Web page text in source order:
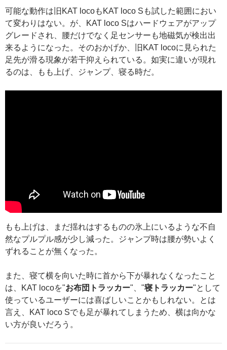
可能な動作は旧KAT locoもKAT loco Sも試した範囲におい
て変わりはない。が、KAT loco Sはハードウェアがアップ
グレードされ、腰だけでなく足センサーも地磁気が検出出
来るようになった。そのおかげか、旧KAT locoに見られた
足先が滑る現象が若干抑えられている。如実に違いが現れ
るのは、もも上げ、ジャンプ、寝る時だ。
もも上げは、まだ揺れはするものの氷上にいるような不自
然なプルプル感が少し減った。ジャンプ時は腰が勢いよく
ずれることが無くなった。
また、寝て横を向いた時に首から下が暴れなくなったこと
は、KAT locoを"お布団トラッカー"、"寝トラッカー"として
使っているユーザーには喜ばしいことかもしれない。とは
言え、KAT loco Sでも足が暴れてしまうため、横は向かな
い方が良いだろう。